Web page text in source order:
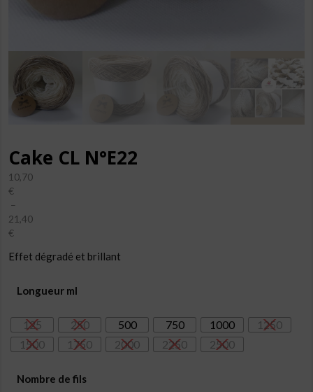
Cake CL N°E22
10,70
€
–
21,40
€
de
10,70€
21,40€
Effet dégradé et brillant
Longueur ml
125 250 500 750 1000
1250
1500
1750 2000 2250 2500
Nombre de fils